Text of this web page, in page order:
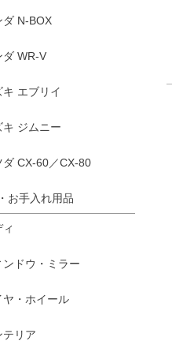
ダ N-BOX
ダ WR-V
キ エブリイ
キ ジムニー
ダ CX-60／CX-80
お手入れ用品
ンドウ・ミラー
ヤ・ホイール
テリア